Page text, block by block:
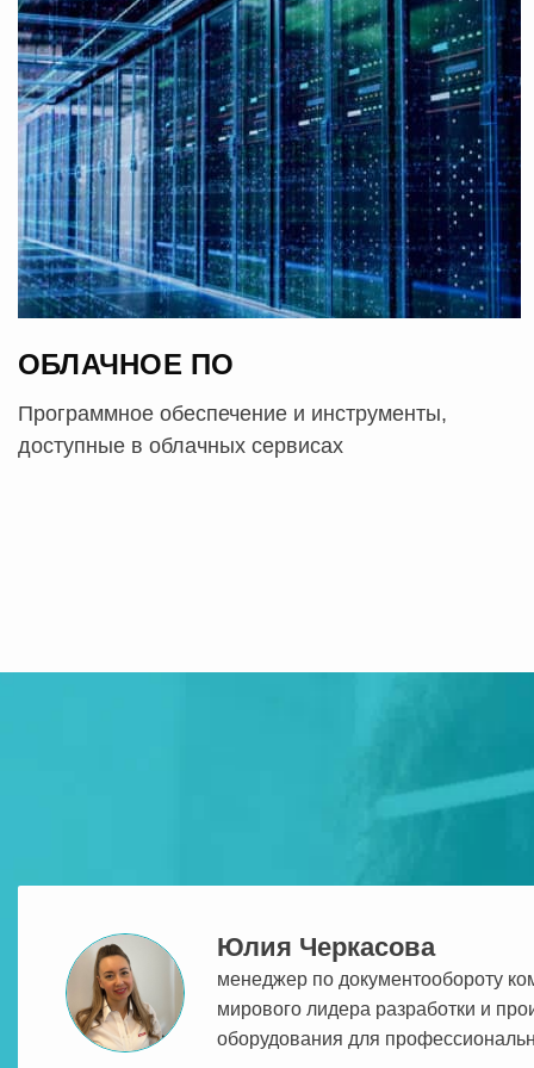
ОБЛАЧНОЕ ПО
Программное обеспечение и инструменты,
доступные в облачных сервисах
Юлия Черкасова
менеджер по документообороту
мирового лидера разработки и
оборудования для